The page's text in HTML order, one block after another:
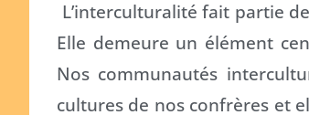
L’interculturalité fait partie
Elle demeure un élément
Nos communautés
cultures de nos confrères et